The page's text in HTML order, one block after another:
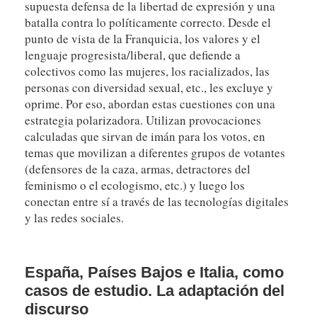
supuesta defensa de la libertad de expresión y una
batalla contra lo políticamente correcto. Desde el
punto de vista de la Franquicia, los valores y el
lenguaje progresista/liberal, que defiende a
colectivos como las mujeres, los racializados, las
personas con diversidad sexual, etc., les excluye y
oprime. Por eso, abordan estas cuestiones con una
estrategia polarizadora. Utilizan provocaciones
calculadas que sirvan de imán para los votos, en
temas que movilizan a diferentes grupos de votantes
(defensores de la caza, armas, detractores del
feminismo o el ecologismo, etc.) y luego los
conectan entre sí a través de las tecnologías digitales
y las redes sociales.
España, Países Bajos e Italia, como
casos de estudio. La adaptación del
discurso